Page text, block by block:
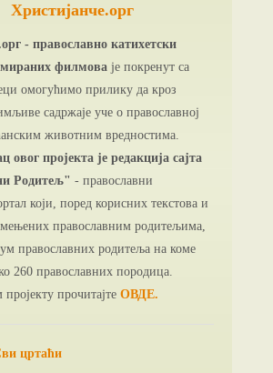
Христијанче.орг
- православно катихетски
филмоваје покренут са
омогућимо прилику да кроз
садржаје уче о православној
животним вредностима.
овог пројекта је редакција сајта
Родитељ" - православни
који, поред корисних текстова и
православним родитељима,
православних родитеља на коме
260 православних породица.
прочитајте ОВДЕ.
цртаћи